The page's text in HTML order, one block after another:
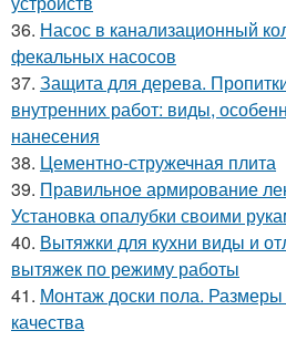
36. Насос в канализационный
фекальных насосов
37. Защита для дерева.
внутренних работ: виды,
нанесения
38. Цементно-стружечная плита
39. Правильное армирование
Установка опалубки своими
40. Вытяжки для кухни виды и
вытяжек по режиму работы
41. Монтаж доски пола. Размеры
качества